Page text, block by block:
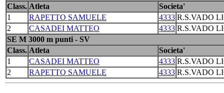
Class. Atleta
Societa'
1
RAPETTO SAMUELE 4333 R.S.VADO
2
CASADEI MATTEO 4333 R.S.VADO
SE M 3000 m punti - SV
Class. Atleta
Societa'
1
CASADEI MATTEO 4333 R.S.VADO
2
RAPETTO SAMUELE 4333 R.S.VADO